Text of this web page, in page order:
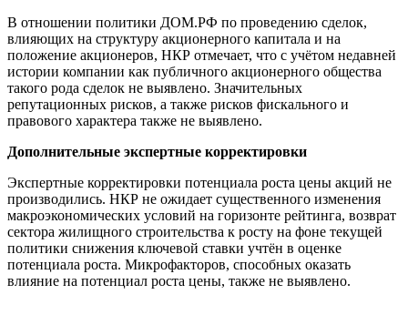
В отношении политики ДОМ.РФ по проведению сделок,
влияющих на структуру акционерного капитала и на
положение акционеров, НКР отмечает, что с учётом недавней
истории компании как публичного акционерного общества
такого рода сделок не выявлено. Значительных
репутационных рисков, а также рисков фискального и
правового характера также не выявлено.
Дополнительные экспертные корректировки
Экспертные корректировки потенциала роста цены акций не
производились. НКР не ожидает существенного изменения
макроэкономических условий на горизонте рейтинга, возврат
сектора жилищного строительства к росту на фоне текущей
политики снижения ключевой ставки учтён в оценке
потенциала роста. Микрофакторов, способных оказать
влияние на потенциал роста цены, также не выявлено.